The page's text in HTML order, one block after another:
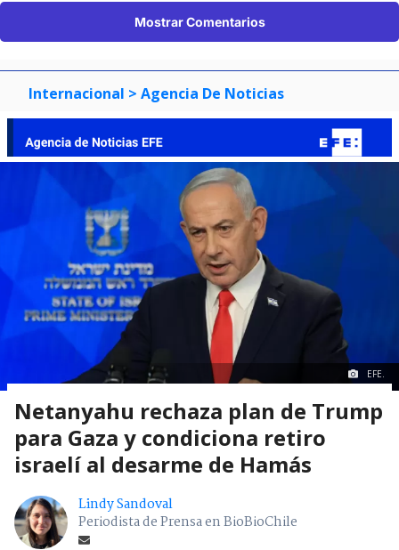
Mostrar Comentarios
Internacional > Agencia De Noticias
EFE.
Netanyahu rechaza plan de Trump
para Gaza y condiciona retiro
israelí al desarme de Hamás
Lindy Sandoval
Periodista de Prensa en BioBioChile